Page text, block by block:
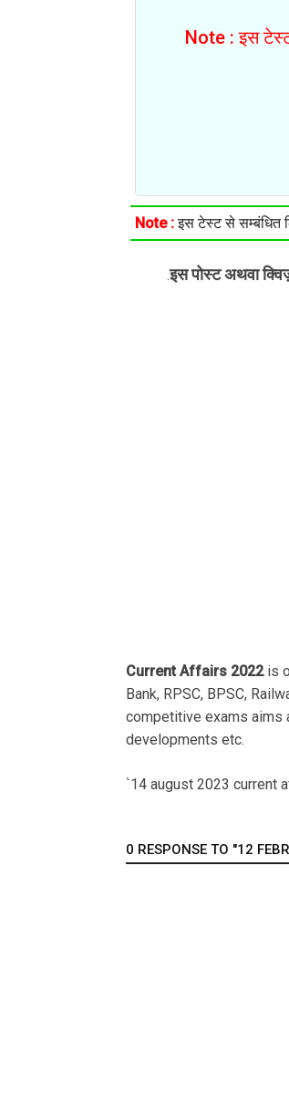
Note : इस टेस्ट
Note :इस टेस्ट से सम्बंधित
.इस पोस्ट अथवा
Current Affairs 2022is
Bank, RPSC, BPSC,
competitive exams aims
developments etc.
`14 august 2023 current
0 RESPONSE TO "12